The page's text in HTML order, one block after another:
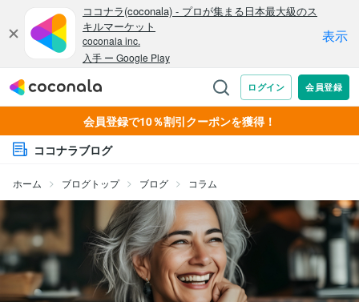
会員登録で10％割引クーポンを獲得！
ココナラブログ
ホーム ブログトップ ブログ コラム